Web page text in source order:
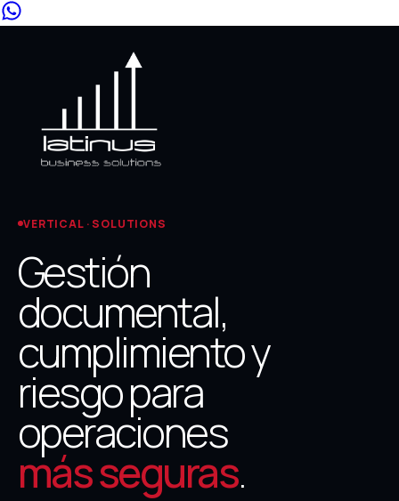
VERTICAL · SOLUTIONS
Gestión
documental,
cumplimiento y
riesgo para
operaciones
más seguras.